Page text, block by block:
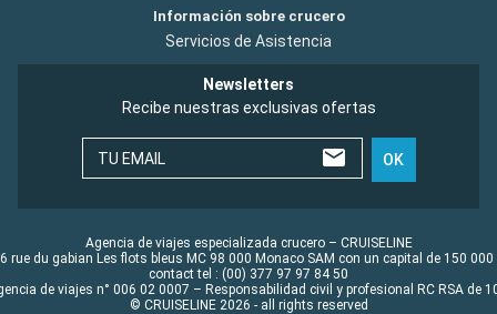
Información sobre crucero
Servicios de Asistencia
Newsletters
Recibe nuestras exclusivas ofertas
TU EMAIL OK
Agencia de viajes especializada crucero – CRUISELINE
rue du gabian Les flots bleus MC 98 000 Monaco SAM con un capital de 150 000
contact tel : (00) 377 97 97 84 50
de viajes n° 006 02 0007 – Responsabilidad civil y profesional RC RSA de
© CRUISELINE 2026 - all rights reserved